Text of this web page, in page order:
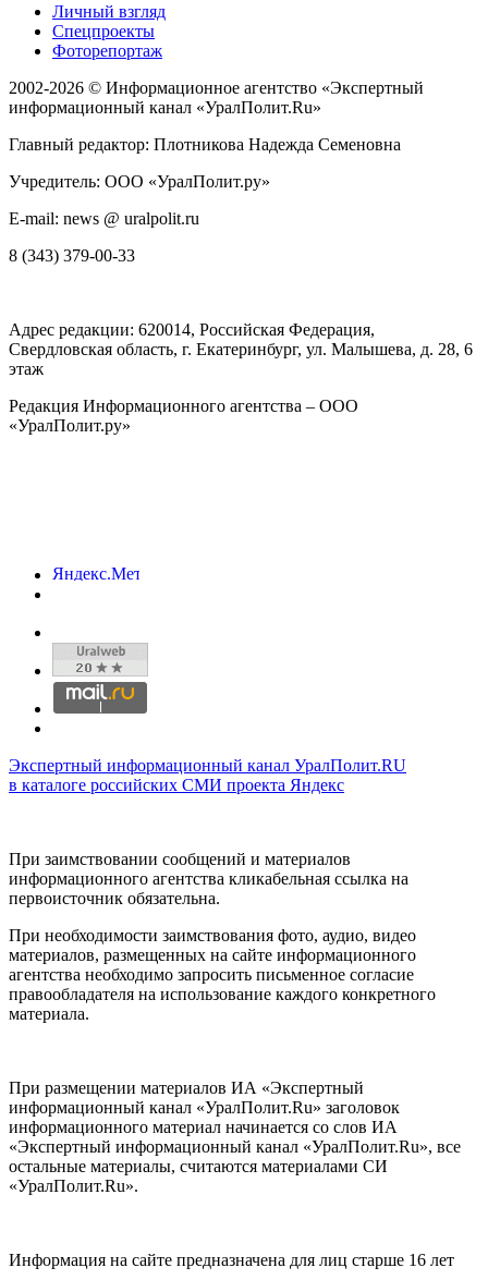
Личный взгляд
Спецпроекты
Фоторепортаж
2002-2026 © Информационное агентство «Экспертный
информационный канал «УралПолит.Ru»
Главный редактор: Плотникова Надежда Семеновна
Учредитель: ООО «УралПолит.ру»
E-mail: news @ uralpolit.ru
8 (343) 379-00-33
Адрес редакции: 620014, Российская Федерация,
Свердловская область, г. Екатеринбург, ул. Малышева, д. 28, 6
этаж
Редакция Информационного агентства – ООО
«УралПолит.ру»
Экспертный информационный канал УралПолит.RU
в каталоге российских СМИ проекта Яндекс
При заимствовании сообщений и материалов
информационного агентства кликабельная ссылка на
первоисточник обязательна.
При необходимости заимствования фото, аудио, видео
материалов, размещенных на сайте информационного
агентства необходимо запросить письменное согласие
правообладателя на использование каждого конкретного
материала.
При размещении материалов ИА «Экспертный
информационный канал «УралПолит.Ru» заголовок
информационного материал начинается со слов ИА
«Экспертный информационный канал «УралПолит.Ru», все
остальные материалы, считаются материалами СИ
«УралПолит.Ru».
Информация на сайте предназначена для лиц старше 16 лет